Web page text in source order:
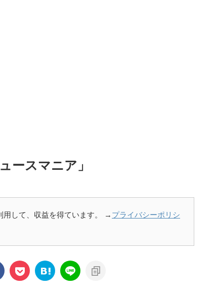
ースマニア」
用して、収益を得ています。 → プライバシーポリシ